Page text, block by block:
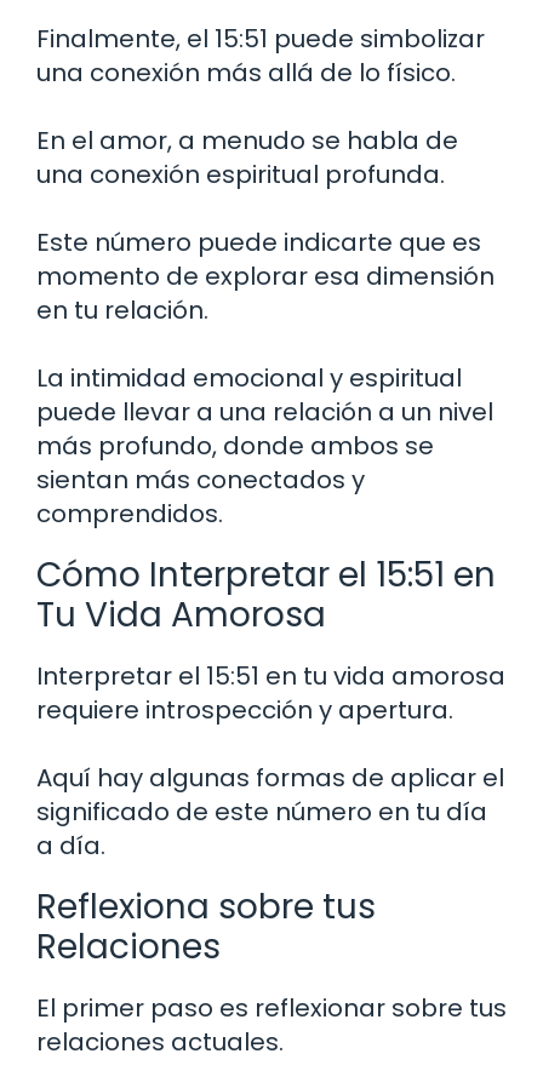
Finalmente, el 15:51 puede simbolizar
una conexión más allá de lo físico.
En el amor, a menudo se habla de
una conexión espiritual profunda.
Este número puede indicarte que es
momento de explorar esa dimensión
en tu relación.
La intimidad emocional y espiritual
puede llevar a una relación a un nivel
más profundo, donde ambos se
sientan más conectados y
comprendidos.
Cómo Interpretar el 15:51 en
Tu Vida Amorosa
Interpretar el 15:51 en tu vida amorosa
requiere introspección y apertura.
Aquí hay algunas formas de aplicar el
significado de este número en tu día
a día.
Reflexiona sobre tus
Relaciones
El primer paso es reflexionar sobre tus
relaciones actuales.